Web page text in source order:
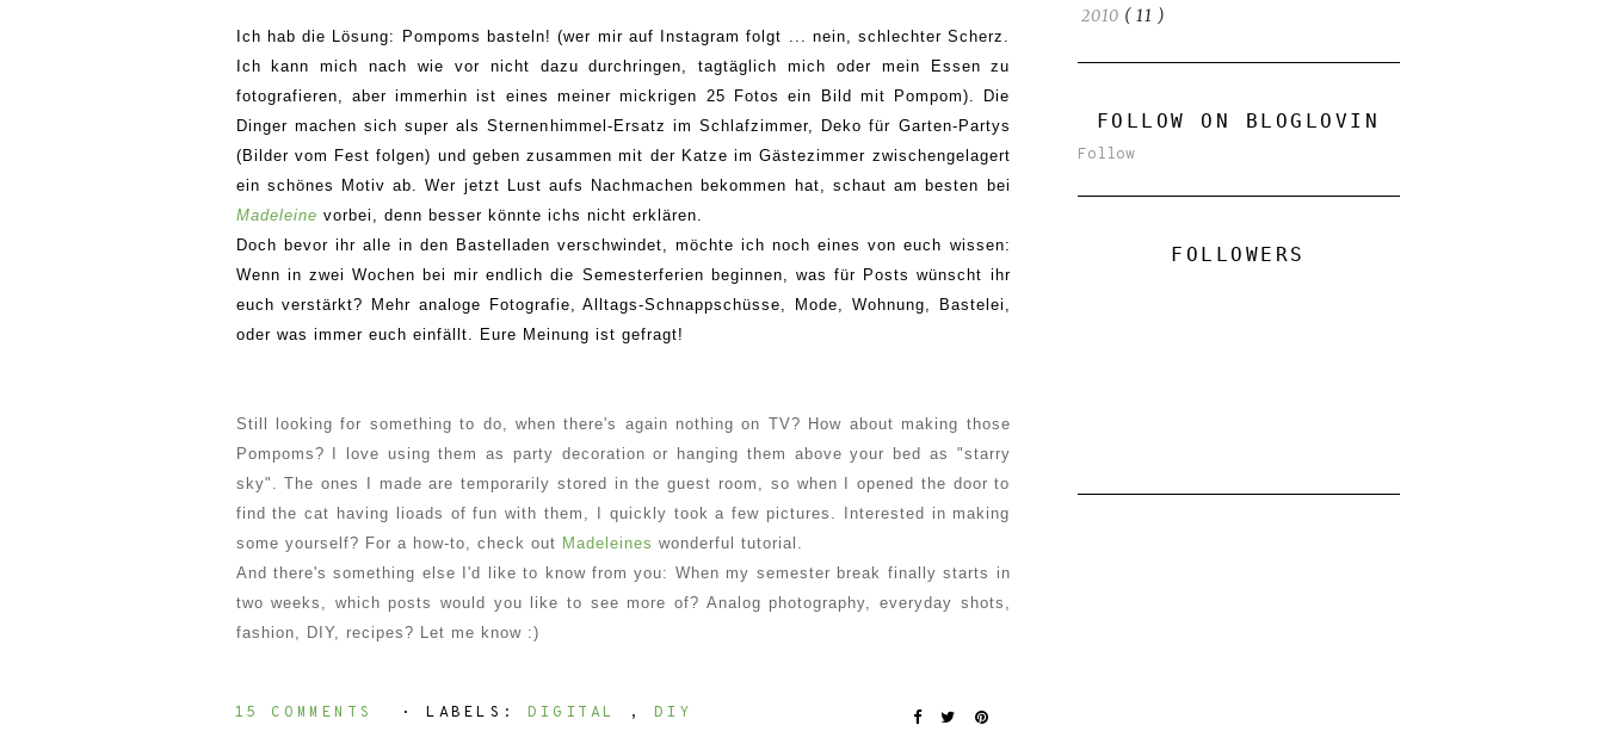
Ich hab die Lösung: Pompoms basteln! (wer mir auf Instagram folgt ... nein, schlechter Scherz.
Ich kann mich nach wie vor nicht dazu durchringen, tagtäglich mich oder mein Essen zu
fotografieren, aber immerhin ist eines meiner mickrigen 25 Fotos ein Bild mit Pompom). Die
Dinger machen sich super als Sternenhimmel-Ersatz im Schlafzimmer, Deko für Garten-Partys
(Bilder vom Fest folgen) und geben zusammen mit der Katze im Gästezimmer zwischengelagert
ein schönes Motiv ab. Wer jetzt Lust aufs Nachmachen bekommen hat, schaut am besten bei
Madeleine vorbei, denn besser könnte ichs nicht erklären.
Doch bevor ihr alle in den Bastelladen verschwindet, möchte ich noch eines von euch wissen:
Wenn in zwei Wochen bei mir endlich die Semesterferien beginnen, was für Posts wünscht ihr
euch verstärkt? Mehr analoge Fotografie, Alltags-Schnappschüsse, Mode, Wohnung, Bastelei,
oder was immer euch einfällt. Eure Meinung ist gefragt!
Still looking for something to do, when there's again nothing on TV? How about making those
Pompoms? I love using them as party decoration or hanging them above your bed as "starry
sky". The ones I made are temporarily stored in the guest room, so when I opened the door to
find the cat having lioads of fun with them, I quickly took a few pictures. Interested in making
some yourself? For a how-to, check out Madeleines wonderful tutorial.
And there's something else I'd like to know from you: When my semester break finally starts in
two weeks, which posts would you like to see more of? Analog photography, everyday shots,
fashion, DIY, recipes? Let me know :)
15 COMMENTS ⋅ LABELS: DIGITAL , DIY
2010 ( 11 )
FOLLOW ON BLOGLOVIN
Follow
FOLLOWERS